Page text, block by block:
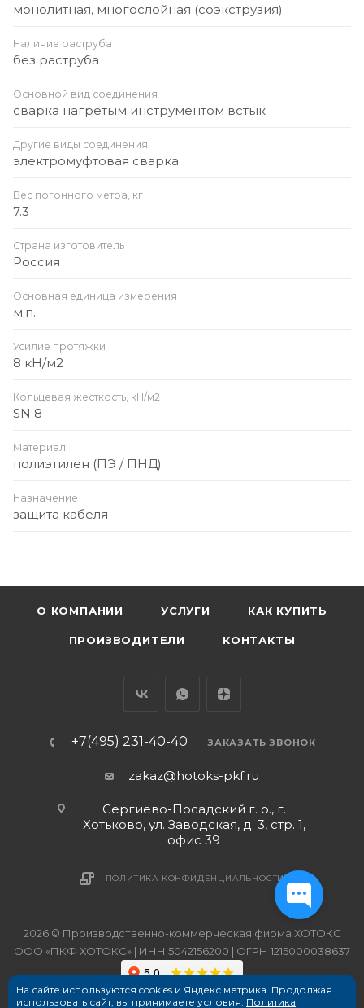
монолитная, многослойная (соэкструзия)
Наличие раструба
без раструба
Основной вид соединения
сварка нагретым инструментом встык
Другие виды соединения
электромуфтовая сварка
Вес погонного метра, кг
7.3
Страна изготовитель
Россия
Основная единица измерения
м.п.
Усилие протяжки
8 кН/м2
Кольцевая жесткость, кН/м2
SN 8
Материал
полиэтилен (ПЭ / ПНД)
Назначение
защита кабеля
О КОМПАНИИ УСЛУГИ КАК КУПИТЬ
ПРОИЗВОДИТЕЛИ КОНТАКТЫ
+7(495) 231-40-40 ЗАКАЗАТЬ ЗВОНОК
zakaz@hotoks-pkf.ru
Сергиево-Посадский г. о., г.
Хотьково, ул. Заводская, д. 3, стр. 1,
офис 39
ПОЛИТИКА КОНФИДЕНЦИАЛЬНОСТИ
2026 © Производственно-коммерческая фирма ХОТОКС
ООО «ПКФ ХОТОКС» | ИНН 5042156200 | ОГРН 1215000038637
На сайте используются cookies и Яндекс метрика. Продолжая
использовать сайт, вы принимаете условия. Политика